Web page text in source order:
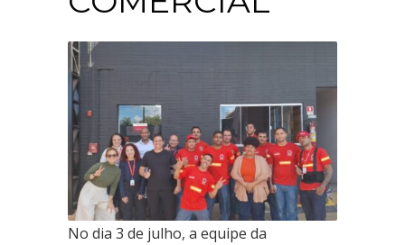
Ceilândia
QNN 30 Área Especial F
Fone: (61) 3035-6666
Taguatinga
Pistão Sul CSG 9
Fone: (61) 3030-6666
Taguatinga
Pistão Sul CSG 9
No dia 3 de julho, a equipe da